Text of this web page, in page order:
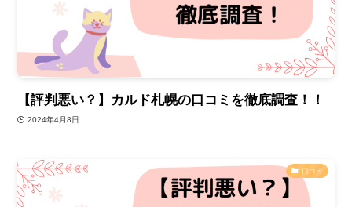
【評判悪い？】カルド札幌の口コミを徹底調査！！
2024年4月8日
口コミ